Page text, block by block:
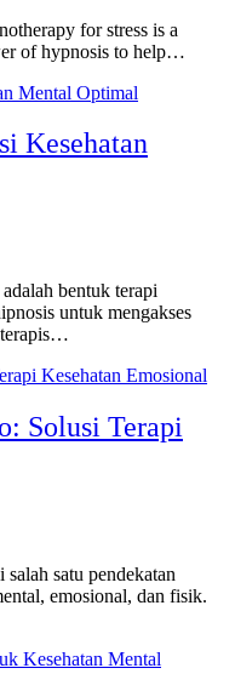
for stress is a
of hypnosis to help…
Kesehatan
bentuk terapi
untuk mengakses
terapis…
Solusi Terapi
satu pendekatan
emosional, dan fisik.